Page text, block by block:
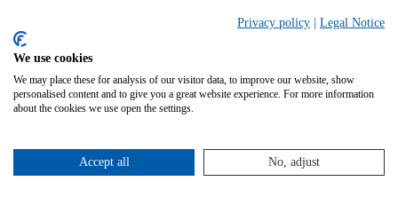
Über uns
Unternehmen
Presse
Service
Privacy policy Legal Notice
We use cookies
We may place these for analysis of our visitor data, to improve our website, show
personalised content and to give you a great website experience. For more information
about the cookies we use open the settings.
Accept all No, adjust